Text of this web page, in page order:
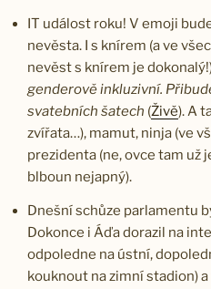
IT událost roku! V emoji
nevěsta. I s knírem (a ve
nevěst s knírem je
genderově inkluzivní.
svatebních šatech (Živě). A
zvířata…), mamut, ninja (ve
prezidenta (ne, ovce tam už
blboun nejapný).
Dnešní schůze parlamentu
Dokonce i Áďa dorazil na
odpoledne na ústní,
kouknout na zimní stadion)